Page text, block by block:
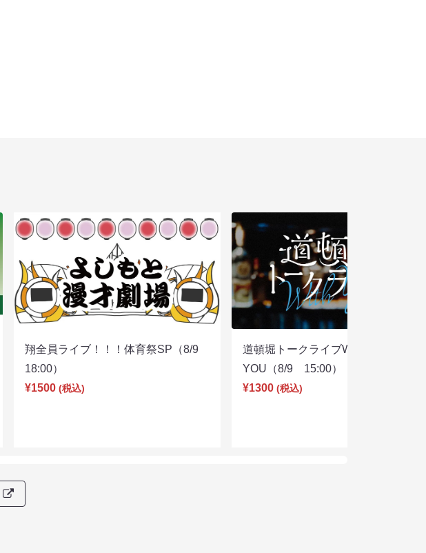
翔全員ライブ！！！体育祭SP（8/9
18:00）
¥1500 (税込)
道頓堀トークライブWITH
YOU（8/9 15:00）
¥1300 (税込)